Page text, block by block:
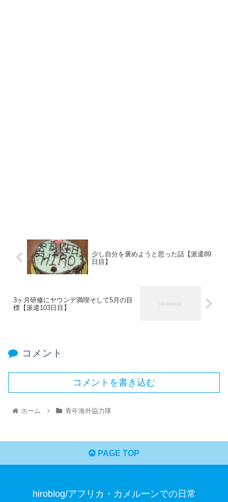
少し自分を褒めようと思った話【派遣89
日目】
3ヶ月研修にヤウンデ満喫そして5月の目
標【派遣103日目】
コメント
コメントを書き込む
ホーム 青年海外協力隊
PAGE TOP
hiroblog/アフリカ・カメルーンでの日常